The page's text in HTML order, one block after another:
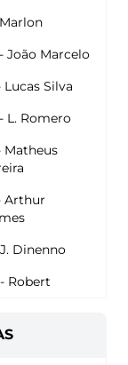
João Marcelo
Lucas Silva
L. Romero
Matheus
Arthur
Dinenno
Robert